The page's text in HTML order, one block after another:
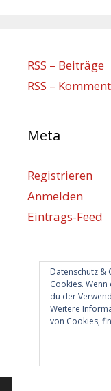
Datenschutz &
Cookies.
du der
Weitere
von Cookies,
RSS – Beiträge
RSS –
Meta
Registrieren
Anmelden
Eintrags-Feed
WordPress.org
Berlin hilft
info@berlin-